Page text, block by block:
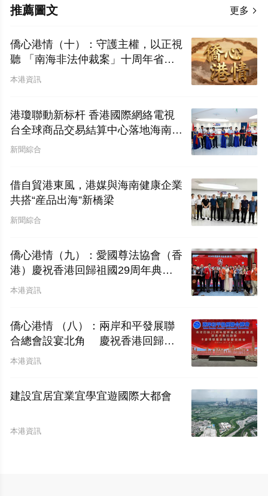
更多 
推薦圖文
僑心港情（十）：守護主權，以正視
聽 「南海非法仲裁案」十周年省思
——香港僑界應對西方輿論戰的實況
本港資訊
港瓊聯動新标杆 香港國際網絡電視
台全球商品交易結算中心落地海南自
貿港
新聞綜合
借自貿港東風，港媒與海南健康企業
共搭“産品出海”新橋梁
新聞綜合
僑心港情（九）：愛國尊法協會（香
港）慶祝香港回歸祖國29周年典禮
圓滿舉行
本港資訊
僑心港情 （八）：兩岸和平發展聯
合總會設宴北角 慶祝香港回歸二
十九周年暨林廣兆首席會長榮膺大紫
本港資訊
建設宜居宜業宜學宜遊國際大都會
本港資訊